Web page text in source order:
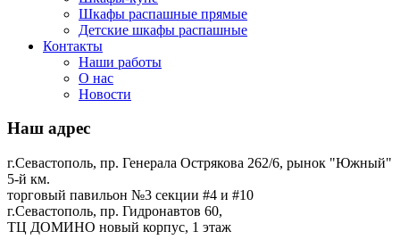
Шкафы распашные прямые
Детские шкафы распашные
Контакты
Наши работы
О нас
Новости
Наш адрес
г.Севастополь, пр. Генерала Острякова 262/6, рынок "Южный"
5-й км.
торговый павильон №3 секции #4 и #10
г.Севастополь, пр. Гидронавтов 60,
ТЦ ДОМИНО новый корпус, 1 этаж